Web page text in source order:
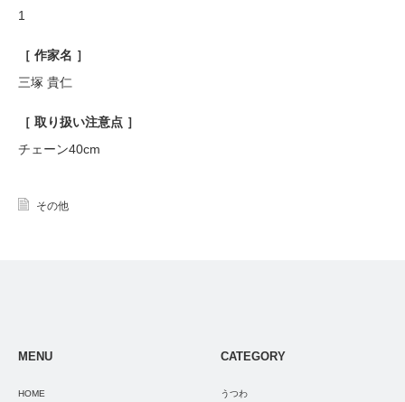
1
［ 作家名 ］
三塚 貴仁
［ 取り扱い注意点 ］
チェーン40cm
その他
MENU
HOME
CATEGORY
うつわ